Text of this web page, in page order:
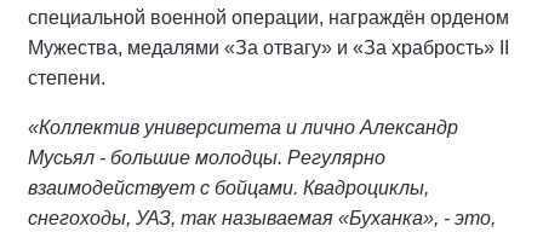
специальной военной операции, награждён орденом
Мужества, медалями «За отвагу» и «За храбрость» II
степени.
«Коллектив университета и лично Александр
Мусьял - большие молодцы. Регулярно
взаимодействует с бойцами. Квадроциклы,
снегоходы, УАЗ, так называемая «Буханка», - это,